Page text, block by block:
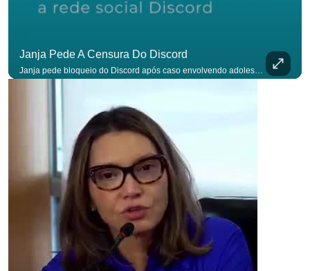
Janja Pede A Censura Do Discord
Janja pede bloqueio do Discord após caso envolvendo adolescente: “Precisamos tirar do ar”. #OAntagonista Se você busca informação com credibilidade, inscreva-se agora e ative o